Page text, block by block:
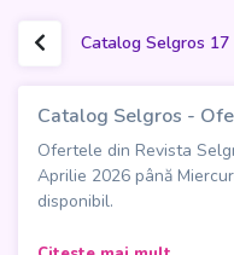
Catalog Selgros
Catalog Selgros -
Ofertele din Revista
Aprilie 2026 până
disponibil.
NoulCatalog Selgros -